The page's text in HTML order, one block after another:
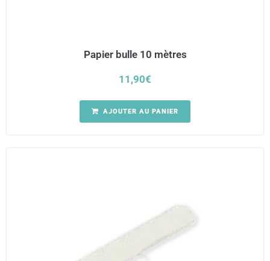
Papier bulle 10 mètres
11,90€
AJOUTER AU PANIER